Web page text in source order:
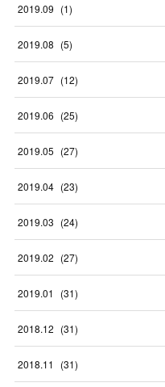
2019.09 (1)
2019.08 (5)
2019.07 (12)
2019.06 (25)
2019.05 (27)
2019.04 (23)
2019.03 (24)
2019.02 (27)
2019.01 (31)
2018.12 (31)
2018.11 (31)